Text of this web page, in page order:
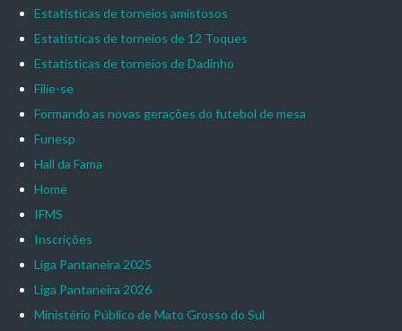
Estatísticas de torneios amistosos
Estatísticas de torneios de 12 Toques
Estatísticas de torneios de Dadinho
Filie-se
Formando as novas gerações do futebol de mesa
Funesp
Hall da Fama
Home
IFMS
Inscrições
Liga Pantaneira 2025
Liga Pantaneira 2026
Ministério Público de Mato Grosso do Sul